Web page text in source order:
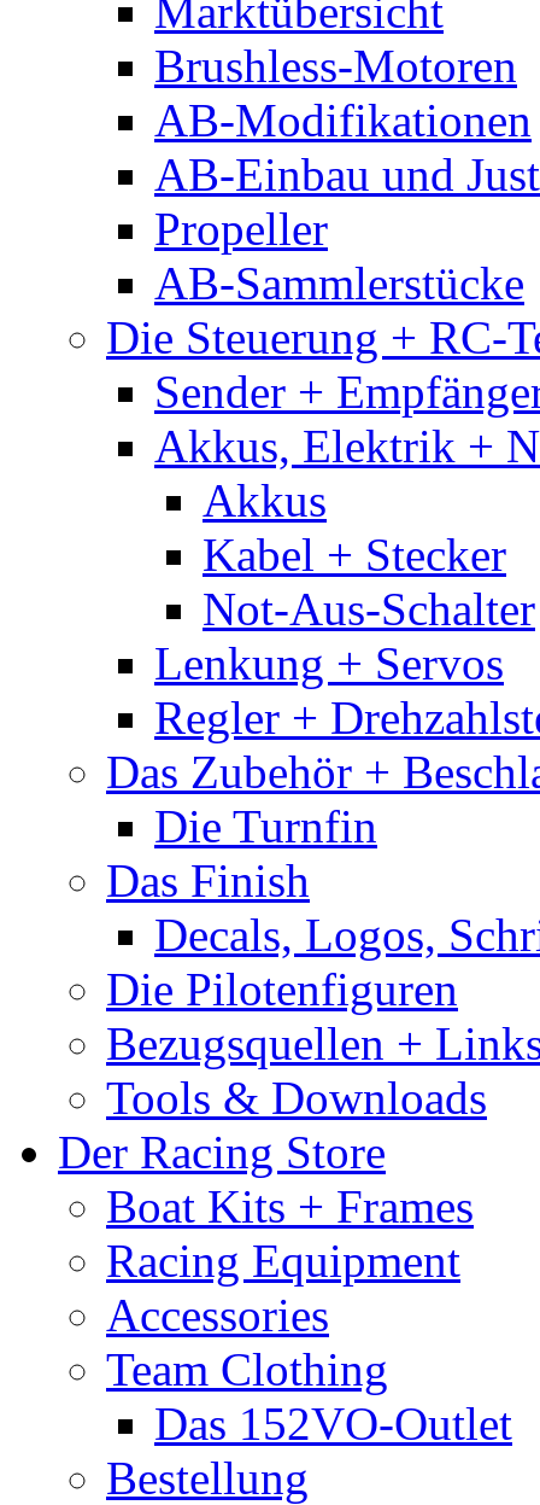
Marktübersicht
Brushless-Motoren
AB-Modifikationen
AB-Einbau und
Propeller
AB-Sammlerstücke
Die Steuerung + RC-
Sender +
Akkus, Elektrik +
Akkus
Kabel + Stecker
Not-Aus-Schalter
Lenkung + Servos
Regler +
Das Zubehör +
Die Turnfin
Das Finish
Decals, Logos,
Die Pilotenfiguren
Bezugsquellen +
Tools & Downloads
Der Racing Store
Boat Kits + Frames
Racing Equipment
Accessories
Team Clothing
Das 152VO-Outlet
Bestellung